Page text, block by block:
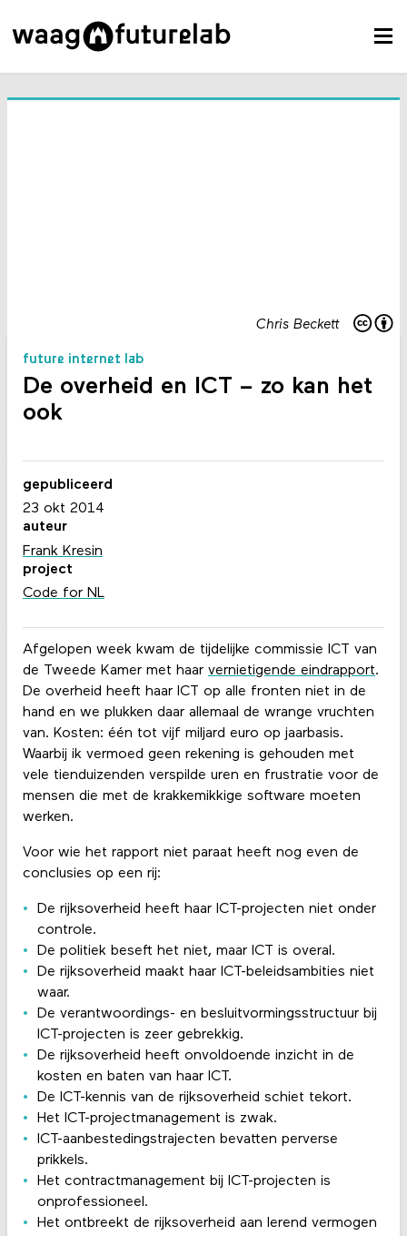
Chris Beckett
future internet lab
De overheid en ICT – zo kan het
ook
Afgelopen week kwam de tijdelijke commissie ICT van
de Tweede Kamer met haar vernietigende eindrapport.
De overheid heeft haar ICT op alle fronten niet in de
hand en we plukken daar allemaal de wrange vruchten
van. Kosten: één tot vijf miljard euro op jaarbasis.
Waarbij ik vermoed geen rekening is gehouden met
vele tienduizenden verspilde uren en frustratie voor de
mensen die met de krakkemikkige software moeten
werken.
Voor wie het rapport niet paraat heeft nog even de
conclusies op een rij:
De rijksoverheid heeft haar ICT-projecten niet onder
controle.
De politiek beseft het niet, maar ICT is overal.
De rijksoverheid maakt haar ICT-beleidsambities niet
waar.
De verantwoordings- en besluitvormingsstructuur bij
ICT-projecten is zeer gebrekkig.
De rijksoverheid heeft onvoldoende inzicht in de
kosten en baten van haar ICT.
De ICT-kennis van de rijksoverheid schiet tekort.
Het ICT-projectmanagement is zwak.
ICT-aanbestedingstrajecten bevatten perverse
prikkels.
Het contractmanagement bij ICT-projecten is
onprofessioneel.
Het ontbreekt de rijksoverheid aan lerend vermogen
gepubliceerd
23 okt 2014
auteur
Frank Kresin
project
Code for NL